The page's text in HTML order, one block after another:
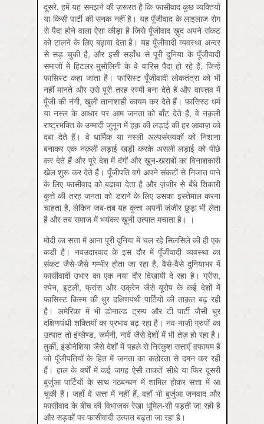
दूसरे, हमें यह समझने की ज़रूरत है कि फासीवाद कुछ व्यक्तियों
या किसी पार्टी की सनक नहीं है। यह पूँजीवाद के लाइलाज रोग
से पैदा होने वाला ऐसा कीड़ा है जिसे पूँजीवाद ख़ुद अपने संकट
को टालने के लिए बढ़ावा देता है। यह पूँजीवादी व्यवस्था अन्दर
से सड़ चुकी है, और इसी सड़ाँध से पूरी दुनिया के पूँजीवादी
समाजों में हिटलर-मुसोलिनी के वे वारिस पैदा हो रहे हैं, जिन्हें
फासिस्ट कहा जाता है। फासिस्ट पूँजीवादी लोकतंत्रा को भी
नहीं मानते और उसे पूरी तरह रस्मी बना देते हैं और वास्तव में
पूँजी की नंगी, खुली तानाशाही कायम कर देते हैं। फासिस्ट धर्म
या नस्ल के आधार पर आम जनता को बाँट देते हैं, वे नक़ली
राष्ट्रभक्ति के उन्मादी जुनून में हक़ की लड़ाई की हर आवाज़ को
दबा देते हैं। वे धार्मिक या नस्ली अल्पसंख्यकों को निशाना
बनाकर एक नक़ली लड़ाई खड़ी करके असली लड़ाई को पीछे
कर देते हैं और पूरे देश में दंगों और ख़ून-खराबों का विनाशकारी
खेल शुरू कर देते हैं। पूँजीपति वर्ग अपने संकटों से निजात पाने
के लिए फासीवाद को बढ़ावा देता है और ज़ंजीर से बँधे शिकारी
कुत्ते की तरह जनता को डराने के लिए उसका इस्तेमाल करना
चाहता है, लेकिन जब-तब यह कुत्ता अपनी ज़ंजीर छुड़ा भी लेता
है और तब समाज में भयंकर ख़ूनी उत्पात मचाता है। ।
मोदी का सत्ता में आना पूरी दुनिया में चल रहे सिलसिले की ही एक
कड़ी है। नवउदारवाद के इस दौर में पूँजीवादी व्यवस्था का
संकट जैसे-जैसे गम्भीर होता जा रहा है, वैसे-वैसे दुनियाभर में
फासीवादी उभार का एक नया दौर दिखायी दे रहा है। ग्रीस,
स्पेन, इटली, फ्रांस और उक्रेन जैसे यूरोप के कई देशों में
फासिस्ट किस्म की धुर दक्षिणपंथी पार्टियों की ताक़त बढ़ रही
है। अमेरिका में भी डोनाल्ड ट्रम्प और टी पार्टी जैसी धुर
दक्षिणपंथी शक्तियों का प्रभाव बढ़ रहा है। नव-नाज़ी ग्रुपों का
उत्पात तो इंग्लैण्ड, जर्मनी, नार्वे जैसे देशों में भी तेज़ हो रहा है।
तुर्की, इंडोनेशिया जैसे देशों में पहले से निरंकुश सत्ताएँ व़फायम हैं
जो पूँजीपतियों के हित में जनता का कठोरता से दमन कर रही
हैं। हाल के वर्षों में कई जगह ऐसी ताकतें सीधे या फिर दूसरी
बुर्जुआ पार्टियों के साथ गठबन्धन में शामिल होकर सत्ता में आ
चुकी हैं। जहाँ वे सत्ता में नहीं हैं, वहाँ भी बुर्जुआ जनवाद और
फासीवाद के बीच की विभाजक रेखा धूमिल-सी पड़ती जा रही है
और सड़कों पर फासीवादी उत्पात बढ़ता जा रहा है।